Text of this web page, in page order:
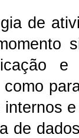
de
de